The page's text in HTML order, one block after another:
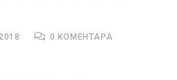
0 КОМЕНТАРА